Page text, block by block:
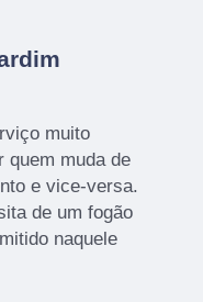
muito
quem muda de
e vice-versa.
de um fogão
naquele